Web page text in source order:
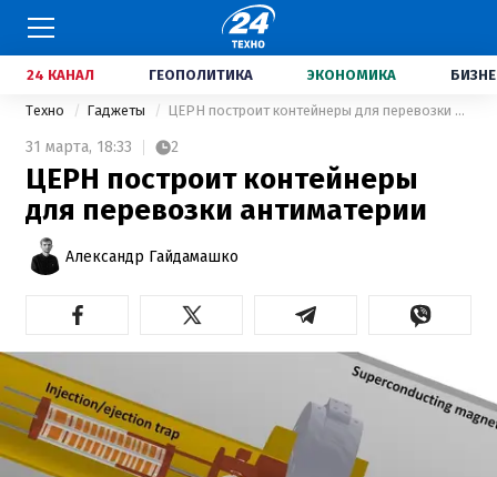
24 КАНАЛ ГЕОПОЛИТИКА ЭКОНОМИКА
Техно Гаджеты ЦЕРН построит контейнеры для перевозки антиматерии
31 марта, 18:33 2
ЦЕРН построит контейнеры
для перевозки антиматерии
Александр Гайдамашко